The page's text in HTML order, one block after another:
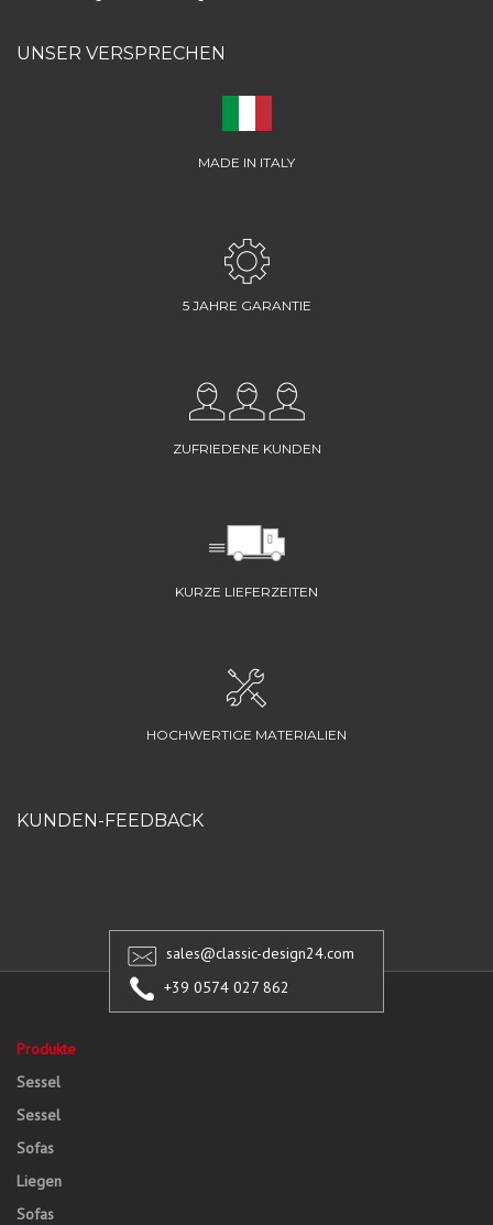
UNSER VERSPRECHEN
MADE IN ITALY
5 JAHRE GARANTIE
ZUFRIEDENE KUNDEN
KURZE LIEFERZEITEN
HOCHWERTIGE MATERIALIEN
KUNDEN-FEEDBACK
sales@classic-design24.com
+39 0574 027 862
Produkte
Sessel
Sessel
Sofas
Liegen
Sofas